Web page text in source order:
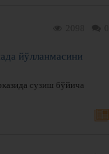
йўлланмасини
сузиш бўйича